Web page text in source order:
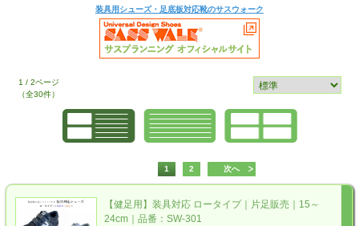
装具用シューズ・足底板対応靴のサスウォーク
1 / 2ページ
（全30件）
1 2 次へ
【健足用】装具対応 ロータイプ｜片足販売｜15～
24cm｜品番：SW-301